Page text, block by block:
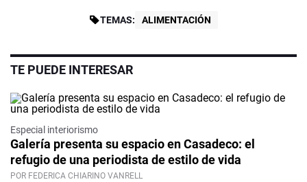
TEMAS: ALIMENTACIÓN
TE PUEDE INTERESAR
Especial interiorismo
Galería presenta su espacio en Casadeco: el
refugio de una periodista de estilo de vida
POR FEDERICA CHIARINO VANRELL